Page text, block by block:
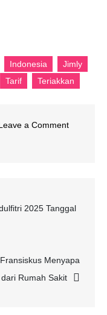
Indonesia
Jimly
Tarif Teriakkan
a Comment
2025 Tanggal
Menyapa
Rumah Sakit